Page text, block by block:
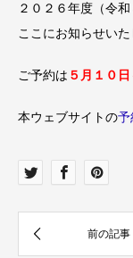
２０２６年度（令
ここにお知らせいた
ご予約は ５月１０
本ウェブサイトの予